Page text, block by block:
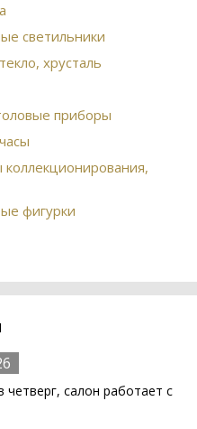
светильники
хрусталь
приборы
фигурки
четверг, салон работает с